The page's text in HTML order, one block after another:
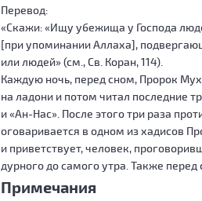
Перевод:
«Скажи: «Ищу убежища у Господа
[при упоминании Аллаха],
или людей» (см., Св. Коран, 114).
Каждую ночь, перед сном, Пророк
на ладони и потом читал последние
и «Ан-Нас». После этого три раза
оговаривается в одном из хадисов
и приветствует, человек,
дурного до самого утра. Также
Примечания